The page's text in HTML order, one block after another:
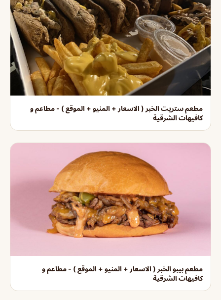
مطعم ستريت الخبر ( الاسعار + المنيو + الموقع ) - مطاعم و
كافيهات الشرقية
مطعم بيبو الخبر ( الاسعار + المنيو + الموقع ) - مطاعم و
كافيهات الشرقية